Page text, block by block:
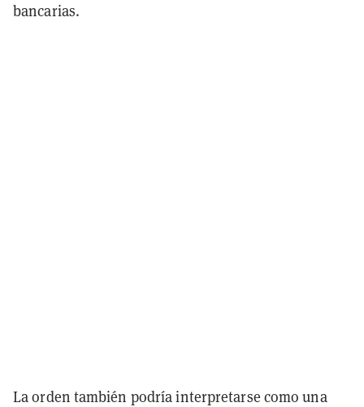
bancarias.
La orden también podría interpretarse como una